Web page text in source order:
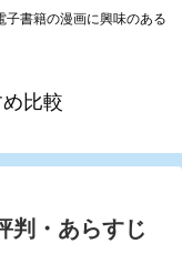
子書籍の漫画に興味のある
比較
判・あらすじ